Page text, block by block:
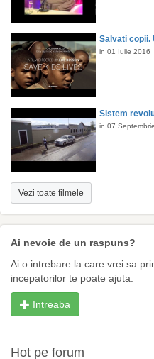
Salvati copii.
in 01 Iulie 2016
Sistem
in 07
Vezi toate filmele
Ai nevoie de un raspuns?
Ai o intrebare la care vrei sa
incepatorilor te poate ajuta.
Intreaba
Hot pe forum